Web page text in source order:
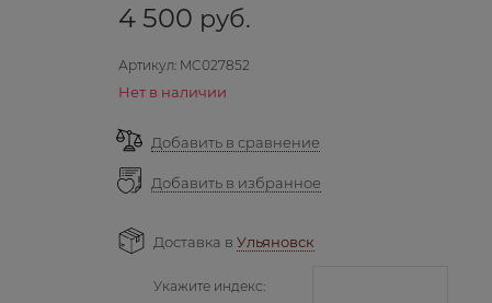
4 500 руб.
Артикул: MC027852
Нет в наличии
Добавить в сравнение
Добавить в избранное
Доставка в Ульяновск
Укажите индекс: